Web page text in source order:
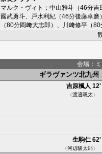
マルク・ヴィト ； 中山雅斗 （46分吉
國武勇斗
戸水利紀 （46分後藤卓磨
（80分岡﨑大志郎）、 川﨑修平 （
会場：
ギラヴァンツ北九州
吉原楓人 12'
（渡邉颯太）
生駒仁 62'
（河辺駿太郎）